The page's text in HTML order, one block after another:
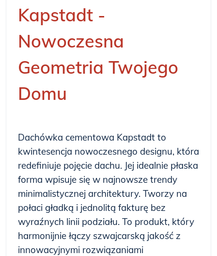
Kapstadt -
Nowoczesna
Geometria Twojego
Domu
Dachówka cementowa Kapstadt to
kwintesencja nowoczesnego designu, która
redefiniuje pojęcie dachu. Jej idealnie płaska
forma wpisuje się w najnowsze trendy
minimalistycznej architektury. Tworzy na
połaci gładką i jednolitą fakturę bez
wyraźnych linii podziału. To produkt, który
harmonijnie łączy szwajcarską jakość z
innowacyjnymi rozwiązaniami